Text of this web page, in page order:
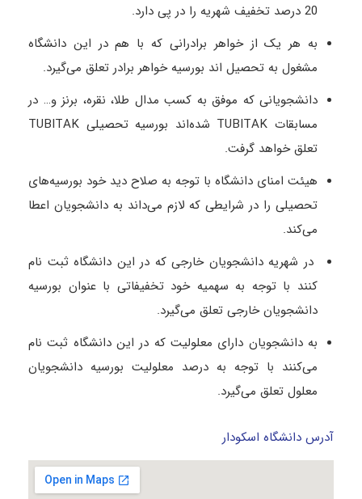
20 درصد تخفیف شهریه را در پی دارد.
به هر یک از خواهر برادرانی که با هم در این دانشگاه
مشغول به تحصیل اند بورسیه خواهر برادر تعلق می‌گیرد.
دانشجویانی که موفق به کسب مدال طلا، نقره، برنز و… در
مسابقات TUBITAK شده‌اند بورسیه تحصیلی TUBITAK
تعلق خواهد گرفت.
هیئت امنای دانشگاه با توجه به صلاح دید خود بورسیه‌های
تحصیلی را در شرایطی که لازم می‌داند به دانشجویان اعطا
می‌کند.
در شهریه دانشجویان خارجی که در این دانشگاه ثبت نام
کنند با توجه به سهمیه خود تخفیفاتی با عنوان بورسیه
دانشجویان خارجی تعلق می‌گیرد.
به دانشجویان دارای معلولیت که در این دانشگاه ثبت نام
می‌کنند با توجه به درصد معلولیت بورسیه دانشجویان
معلول تعلق می‌گیرد.
آدرس دانشگاه اسکودار